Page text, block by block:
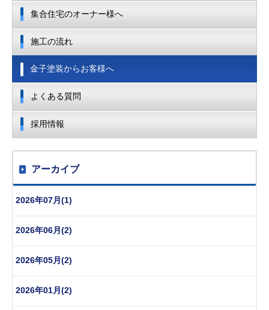
集合住宅のオーナー様へ
施工の流れ
金子塗装からお客様へ
よくある質問
採用情報
アーカイブ
2026年07月(1)
2026年06月(2)
2026年05月(2)
2026年01月(2)